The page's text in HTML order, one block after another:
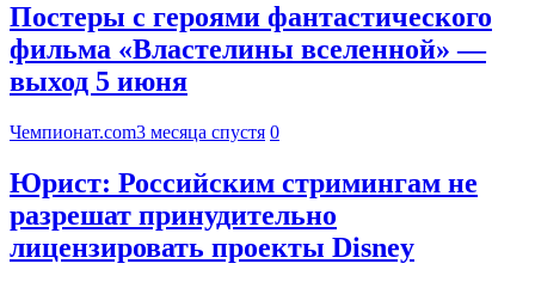
Постеры с героями фантастического
фильма «Властелины вселенной» —
выход 5 июня
Чемпионат.com3 месяца спустя 0
Юрист: Российским стримингам не
разрешат принудительно
лицензировать проекты Disney